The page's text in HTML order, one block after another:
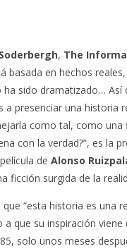
, The
basada en hechos
sido dramatizado… Así
presenciar una historia
como tal, como una
con la verdad?”, es la
de Alonso
ficción surgida de la
“esta historia es una
que su inspiración
solo unos meses